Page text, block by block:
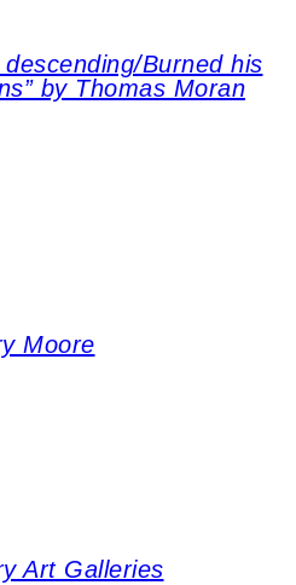
Burned his
by Thomas Moran
Moore
Art Galleries